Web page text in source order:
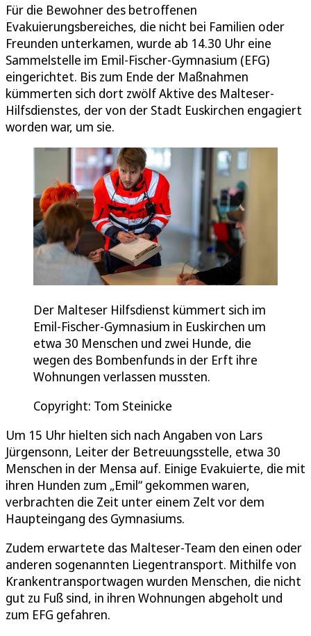
Für die Bewohner des betroffenen
Evakuierungsbereiches, die nicht bei Familien oder
Freunden unterkamen, wurde ab 14.30 Uhr eine
Sammelstelle im Emil-Fischer-Gymnasium (EFG)
eingerichtet. Bis zum Ende der Maßnahmen
kümmerten sich dort zwölf Aktive des Malteser-
Hilfsdienstes, der von der Stadt Euskirchen engagiert
worden war, um sie.
Der Malteser Hilfsdienst kümmert sich im
Emil-Fischer-Gymnasium in Euskirchen um
etwa 30 Menschen und zwei Hunde, die
wegen des Bombenfunds in der Erft ihre
Wohnungen verlassen mussten.
Copyright: Tom Steinicke
Um 15 Uhr hielten sich nach Angaben von Lars
Jürgensonn, Leiter der Betreuungsstelle, etwa 30
Menschen in der Mensa auf. Einige Evakuierte, die mit
ihren Hunden zum „Emil“ gekommen waren,
verbrachten die Zeit unter einem Zelt vor dem
Haupteingang des Gymnasiums.
Zudem erwartete das Malteser-Team den einen oder
anderen sogenannten Liegentransport. Mithilfe von
Krankentransportwagen wurden Menschen, die nicht
gut zu Fuß sind, in ihren Wohnungen abgeholt und
zum EFG gefahren.